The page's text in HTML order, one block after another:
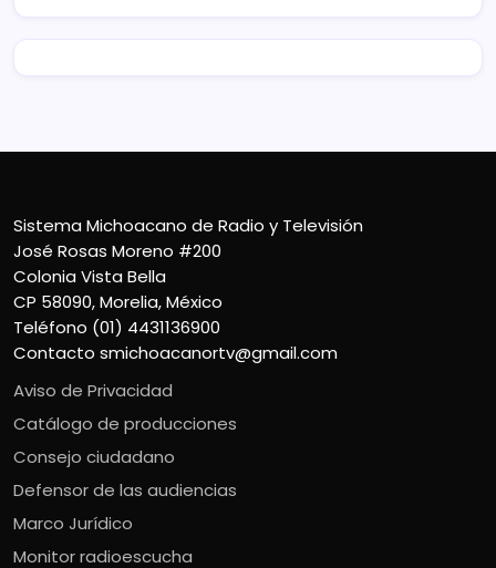
Sistema Michoacano de Radio y Televisión
José Rosas Moreno #200
Colonia Vista Bella
CP 58090, Morelia, México
Teléfono (01) 4431136900
Contacto smichoacanortv@gmail.com
Aviso de Privacidad
Catálogo de producciones
Consejo ciudadano
Defensor de las audiencias
Marco Jurídico
Monitor radioescucha